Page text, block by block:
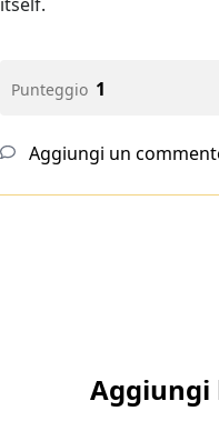
Punteggio 1
Aggiungi un
Aggiungi